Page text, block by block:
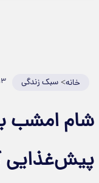
خانه>سبک زندگی ۱۳ آبان
شام امشب
پیش‌غذایی